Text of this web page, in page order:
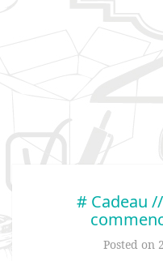
# Cadeau
Posted on